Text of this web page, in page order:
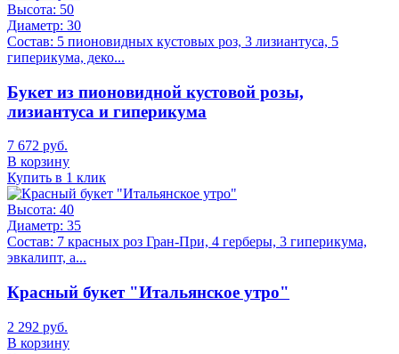
Высота: 50
Диаметр: 30
Состав: 5 пионовидных кустовых роз, 3 лизиантуса, 5
гиперикума, деко...
Букет из пионовидной кустовой розы,
лизиантуса и гиперикума
7 672 руб.
В корзину
Купить в 1 клик
Высота: 40
Диаметр: 35
Состав: 7 красных роз Гран-При, 4 герберы, 3 гиперикума,
эвкалипт, а...
Красный букет "Итальянское утро"
2 292 руб.
В корзину